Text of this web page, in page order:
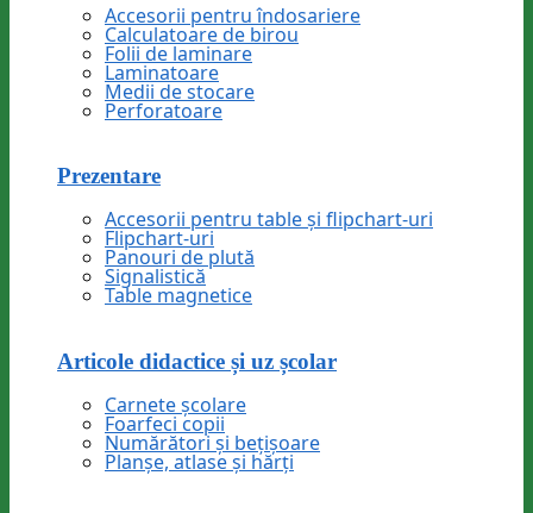
Accesorii pentru îndosariere
Calculatoare de birou
Folii de laminare
Laminatoare
Medii de stocare
Perforatoare
Prezentare
Accesorii pentru table și flipchart-uri
Flipchart-uri
Panouri de plută
Signalistică
Table magnetice
Articole didactice și uz școlar
Carnete școlare
Foarfeci copii
Numărători și bețișoare
Planșe, atlase și hărți